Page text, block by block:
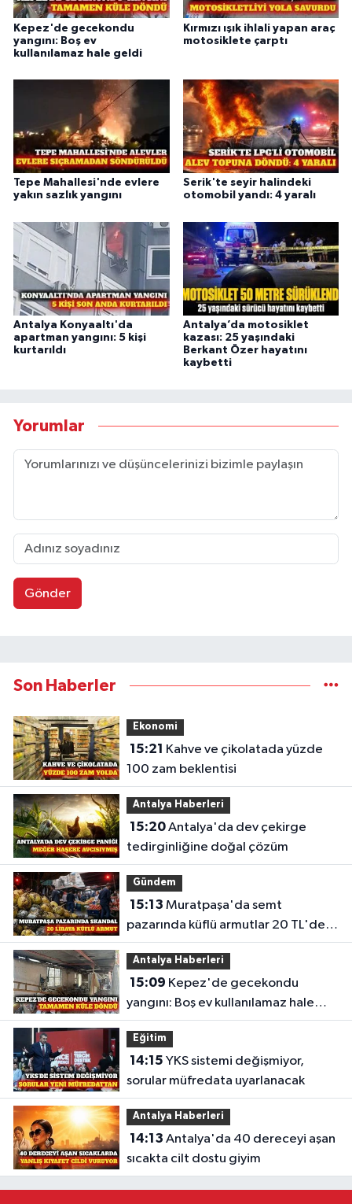
Kepez'de gecekondu
yangını: Boş ev
kullanılamaz hale geldi
Kırmızı ışık ihlali yapan araç
motosiklete çarptı
Tepe Mahallesi'nde evlere
yakın sazlık yangını
Serik'te seyir halindeki
otomobil yandı: 4 yaralı
Antalya Konyaaltı'da
apartman yangını: 5 kişi
kurtarıldı
Antalya’da motosiklet
kazası: 25 yaşındaki
Berkant Özer hayatını
kaybetti
Yorumlar
Gönder
Son Haberler
Ekonomi
15:21
100 zam beklentisi
Antalya Haberleri
15:20Antalya'da dev çekirge
tedirginliğine doğal çözüm
Gündem
15:13
pazarında küflü armutlar 20 TL'den
satıldı
Antalya Haberleri
15:09
yangını: Boş ev kullanılamaz hale
geldi
Eğitim
14:15
sorular müfredata uyarlanacak
Antalya Haberleri
14:13
sıcakta cilt dostu giyim